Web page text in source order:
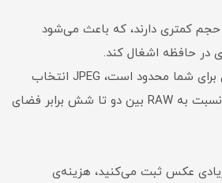
کمتری دارند، که باعث می‌شود
✅ اگر فضای ذخیره‌سازی برای شما محدود است، JPEG انتخاب
مناسبی خواهد بود، زیرا نسبت به RAW بین دو تا شش برابر فضای
زیادی عکس ثبت می‌کنید، هزینه‌ی